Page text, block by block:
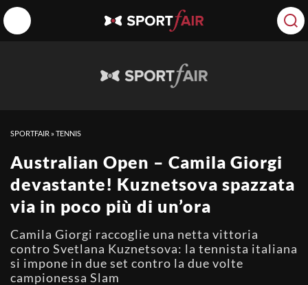
SPORTFAIR »TENNIS
Australian Open – Camila Giorgi
devastante! Kuznetsova spazzata
via in poco più di un’ora
Camila Giorgi raccoglie una netta vittoria
contro Svetlana Kuznetsova: la tennista italiana
si impone in due set contro la due volte
campionessa Slam